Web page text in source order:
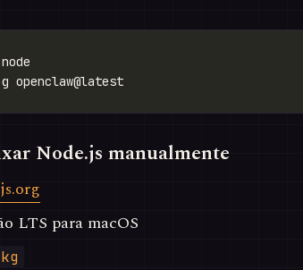
Node.js manualmente
LTS para macOS